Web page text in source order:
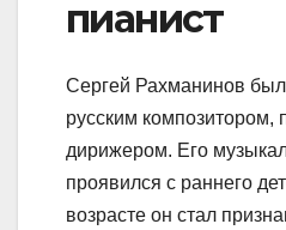
пианист
Сергей Рахманинов
русским композитором,
дирижером. Его
проявился с раннего
возрасте он стал